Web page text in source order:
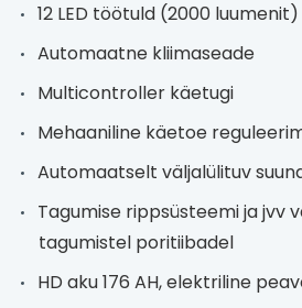
12 LED töötuld (2000 luumenit)
Automaatne kliimaseade
Multicontroller käetugi
Mehaaniline käetoe
Automaatselt väljalülituv
Tagumise rippsüsteemi ja jvv
tagumistel poritiibadel
HD aku 176 AH, elektriline